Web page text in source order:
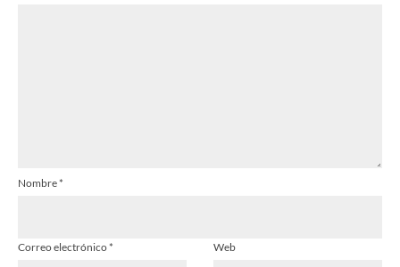
Nombre*
Correo electrónico* Web